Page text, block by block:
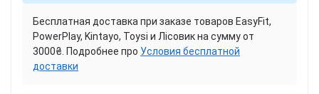
Бесплатная доставка при заказе товаров EasyFit,
PowerPlay, Kintayo, Toysi и Лісовик на сумму от
3000₴. Подробнее про Условия бесплатной
доставки